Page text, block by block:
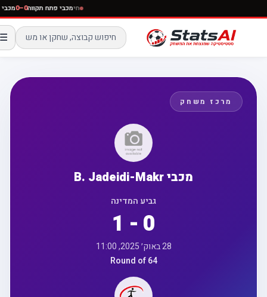
חימכבי פתח תקווה0–0
☰
מרכז משחק
מכבי B. Jadeidi-Makr
גביע המדינה
1 - 0
28 באוק׳ 2025, 11:00
Round of 64